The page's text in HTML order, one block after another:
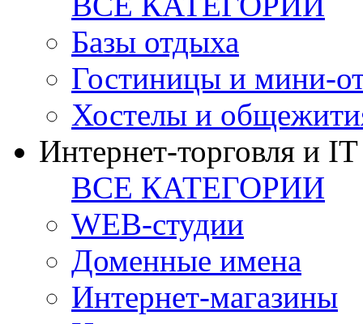
Базы отдыха
Гостиницы и мини-
Хостелы и
Интернет-торговля и IT
ВСЕ КАТЕГОРИИ
WEB-студии
Доменные имена
Интернет-магазины